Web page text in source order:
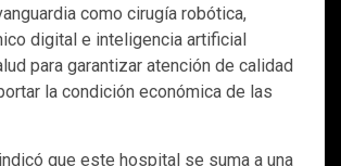
como cirugía robótica,
digital e inteligencia artificial
para garantizar atención de calidad
la condición económica de las
que este hospital se suma a una